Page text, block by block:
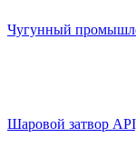
Чугунный
Шаровой затвор